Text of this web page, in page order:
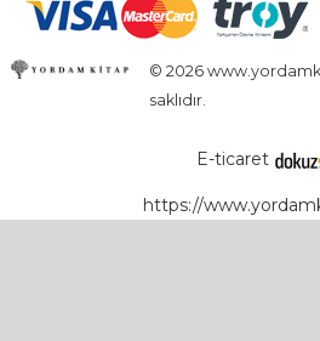
© 2026
saklıdır.
E-ticaret
https://